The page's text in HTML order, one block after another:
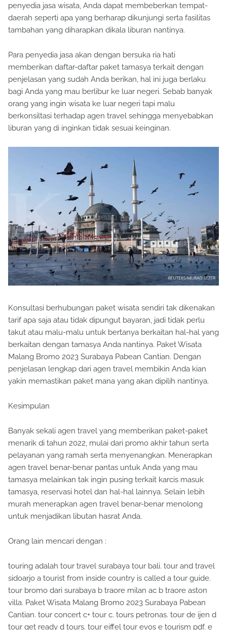
penyedia jasa wisata, Anda dapat membeberkan tempat-
daerah seperti apa yang berharap dikunjungi serta fasilitas
tambahan yang diharapkan dikala liburan nantinya.
Para penyedia jasa akan dengan bersuka ria hati
memberikan daftar-daftar paket tamasya terkait dengan
penjelasan yang sudah Anda berikan, hal ini juga berlaku
bagi Anda yang mau berlibur ke luar negeri. Sebab banyak
orang yang ingin wisata ke luar negeri tapi malu
berkonsiltasi terhadap agen travel sehingga menyebabkan
liburan yang di inginkan tidak sesuai keinginan.
Konsultasi berhubungan paket wisata sendiri tak dikenakan
tarif apa saja atau tidak dipungut bayaran, jadi tidak perlu
takut atau malu-malu untuk bertanya berkaitan hal-hal yang
berkaitan dengan tamasya Anda nantinya. Paket Wisata
Malang Bromo 2023 Surabaya Pabean Cantian. Dengan
penjelasan lengkap dari agen travel membikin Anda kian
yakin memastikan paket mana yang akan dipilih nantinya.
Kesimpulan
Banyak sekali agen travel yang memberikan paket-paket
menarik di tahun 2022, mulai dari promo akhir tahun serta
pelayanan yang ramah serta menyenangkan. Menerapkan
agen travel benar-benar pantas untuk Anda yang mau
tamasya melainkan tak ingin pusing terkait karcis masuk
tamasya, reservasi hotel dan hal-hal lainnya. Selain lebih
murah menerapkan agen travel benar-benar menolong
untuk menjadikan libutan hasrat Anda.
Orang lain mencari dengan :
touring adalah tour travel surabaya tour bali. tour and travel
sidoarjo a tourist from inside country is called a tour guide.
tour bromo dari surabaya b traore milan ac b traore aston
villa. Paket Wisata Malang Bromo 2023 Surabaya Pabean
Cantian. tour concert c+ tour c. tours petronas. tour de ijen d
tour get ready d tours. tour eiffel tour evos e tourism pdf. e